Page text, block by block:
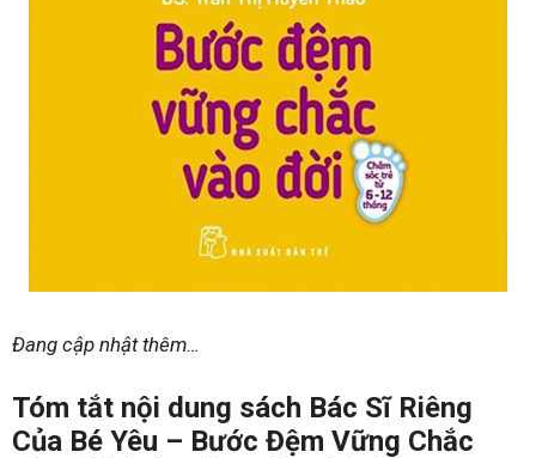
Đang cập nhật thêm…
Tóm tắt nội dung sách Bác Sĩ Riêng
Của Bé Yêu – Bước Đệm Vững Chắc